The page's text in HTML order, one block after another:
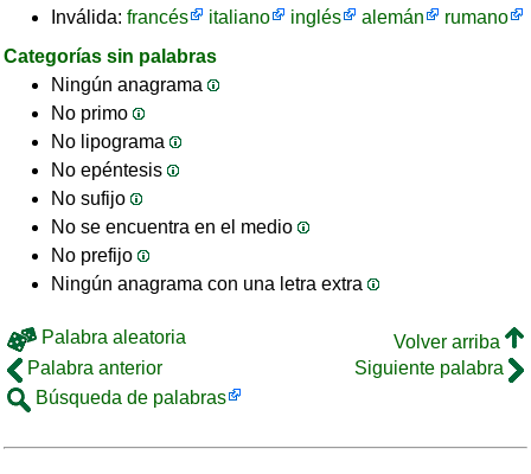
Inválida: francés italiano inglés alemán
rumano
Categorías sin palabras
Ningún anagrama
No primo
No lipograma
No epéntesis
No sufijo
No se encuentra en el medio
No prefijo
Ningún anagrama con una letra extra
Palabra aleatoria
Volver arriba
Palabra anterior
Siguiente palabra
Búsqueda de palabras